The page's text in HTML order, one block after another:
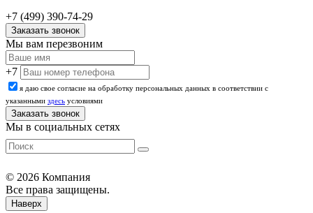
+7 (499) 390-74-29
Заказать звонок
Мы вам перезвоним
+7
я даю свое согласие на обработку персональных данных в соответствии с
указанными здесь условиями
Мы в социальных сетях
© 2026 Компания
Все права защищены.
Наверх